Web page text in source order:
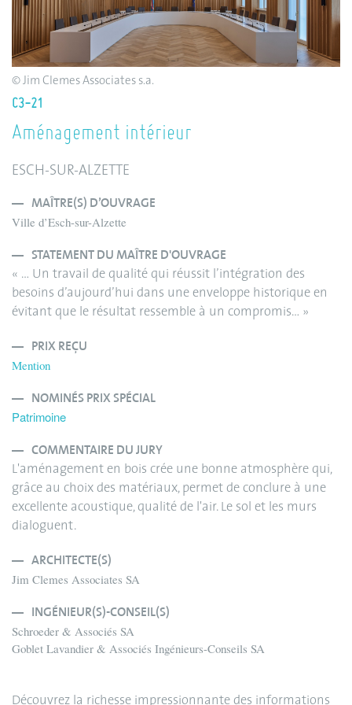
C3-21
Aménagement intérieur
ESCH-SUR-ALZETTE
MAÎTRE(S) D’OUVRAGE
Ville d’Esch-sur-Alzette
STATEMENT DU MAÎTRE D'OUVRAGE
« … Un travail de qualité qui réussit l’intégration des
besoins d’aujourd’hui dans une enveloppe historique en
évitant que le résultat ressemble à un compromis… »
PRIX REÇU
Mention
NOMINÉS PRIX SPÉCIAL
Patrimoine
COMMENTAIRE DU JURY
L'aménagement en bois crée une bonne atmosphère qui,
grâce au choix des matériaux, permet de conclure à une
excellente acoustique, qualité de l'air. Le sol et les murs
dialoguent.
ARCHITECTE(S)
Jim Clemes Associates SA
INGÉNIEUR(S)-CONSEIL(S)
Schroeder & Associés SA
Goblet Lavandier & Associés Ingénieurs-Conseils SA
Découvrez la richesse impressionnante des informations
© Jim Clemes Associates s.a.